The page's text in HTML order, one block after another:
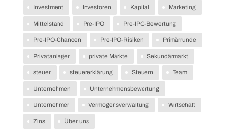
Investment Investoren Kapital Marketing
Mittelstand Pre-IPO Pre-IPO-Bewertung
Pre-IPO-Chancen Pre-IPO-Risiken Primärrunde
Privatanleger private Märkte Sekundärmarkt
steuer steuererklärung Steuern Team
Unternehmen Unternehmensbewertung
Unternehmer Vermögensverwaltung Wirtschaft
Zins Über uns